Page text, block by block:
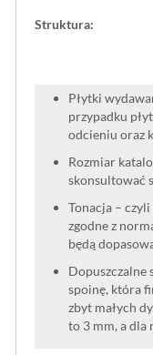
Struktura:
Płytki
przypadku
odcieniu oraz
Rozmiar
skonsultować
Tonacja –
zgodne z
będą
Dopuszczalne
spoinę, która
zbyt małych
to 3 mm, a dla